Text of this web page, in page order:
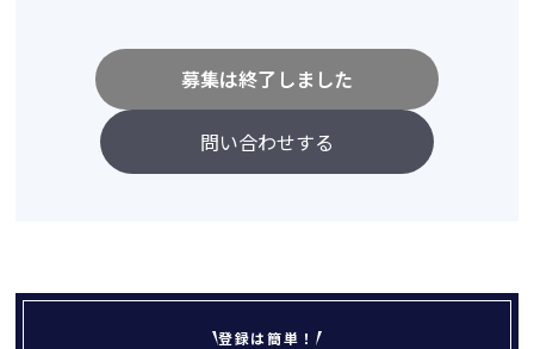
問い合わせする
募集は終了しました
登録は簡単！